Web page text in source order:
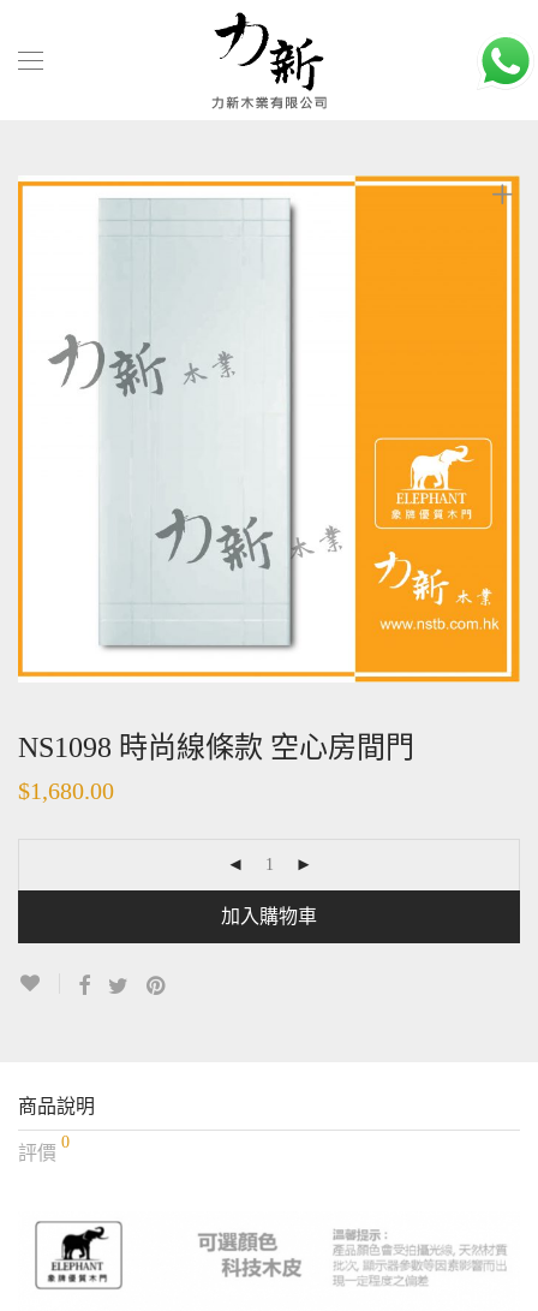
NS1098 時尚線條款 空心房間門
$1,680.00
加入購物車
商品說明
評價
0